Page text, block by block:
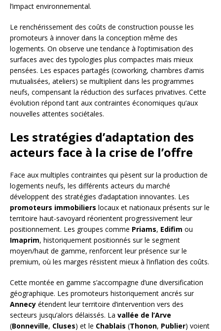
l’impact environnemental.
Le renchérissement des coûts de construction pousse les
promoteurs à innover dans la conception même des
logements. On observe une tendance à l’optimisation des
surfaces avec des typologies plus compactes mais mieux
pensées. Les espaces partagés (coworking, chambres d’amis
mutualisées, ateliers) se multiplient dans les programmes
neufs, compensant la réduction des surfaces privatives. Cette
évolution répond tant aux contraintes économiques qu’aux
nouvelles attentes sociétales.
Les stratégies d’adaptation des
acteurs face à la crise de l’offre
Face aux multiples contraintes qui pèsent sur la production de
logements neufs, les différents acteurs du marché
développent des stratégies d’adaptation innovantes. Les
promoteurs immobiliers locaux et nationaux présents sur le
territoire haut-savoyard réorientent progressivement leur
positionnement. Les groupes comme Priams, Edifim ou
Imaprim, historiquement positionnés sur le segment
moyen/haut de gamme, renforcent leur présence sur le
premium, où les marges résistent mieux à l’inflation des coûts.
Cette montée en gamme s’accompagne d’une diversification
géographique. Les promoteurs historiquement ancrés sur
Annecy étendent leur territoire d’intervention vers des
secteurs jusqu’alors délaissés. La vallée de l’Arve
(Bonneville, Cluses) et le Chablais (Thonon, Publier) voient